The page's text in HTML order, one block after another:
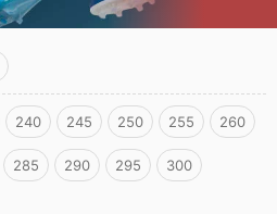
240 245 250 255 260
285 290 295 300